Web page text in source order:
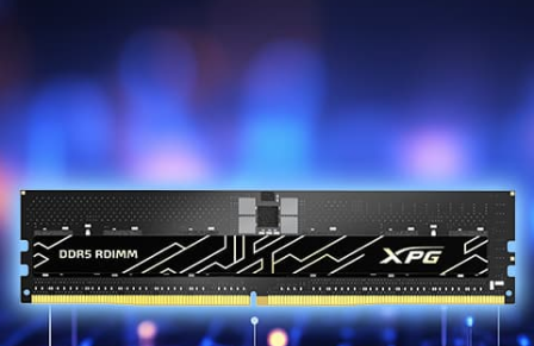
جودة مستقرة وقدرات متفوقة
تدعم AICORE منصات محطات العمل Intel® Xeon® الجيلين